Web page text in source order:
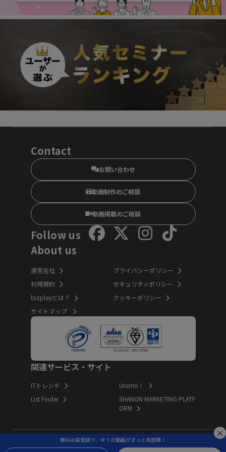
無料会員登録で、全ての動画がずっと見放題！
Contact
お問い合わせ
動画制作のご相談
動画掲載のご相談
Follow us
About us
運営会社
利用規約
bizplayとは？
サイトマップ
プライバシーポリシー
セキュリティポリシー
クッキーポリシー
関連サービス・サイト
ITトレンド
List Finder
Urumo！
SHANON MARKETING PLATF
ORM
Copyright (c) Innovation Inc. All Rights Reserved.